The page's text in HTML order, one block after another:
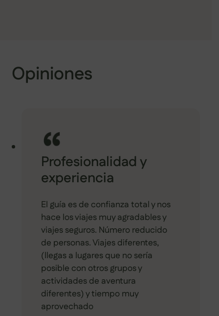
Opiniones
Profesionalidad y
experiencia
El guía es de confianza total y nos
hace los viajes muy agradables y
viajes seguros. Número reducido
de personas. Viajes diferentes,
(llegas a lugares que no sería
posible con otros grupos y
actividades de aventura
diferentes) y tiempo muy
aprovechado